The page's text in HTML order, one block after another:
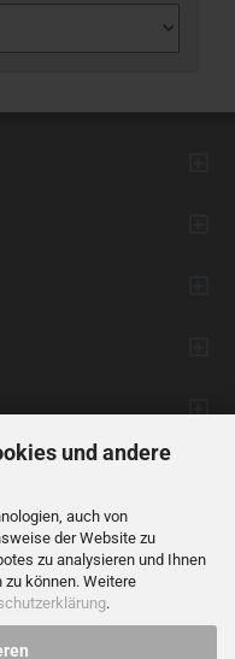
und andere
auch von
der Website zu
zu analysieren und Ihnen
können. Weitere
.